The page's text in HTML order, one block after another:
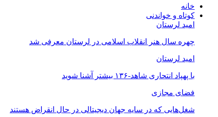
خانه
کوتاه و خواندنی
امید لرستان
چهره سال هنر انقلاب اسلامی در لرستان معرفی شد
امید لرستان
با پهپاد انتحاری شاهد-۱۳۶ بیشتر آشنا شوید
فضای مجازی
شغل‌‌هایی که در سایه جهان دیجیتالی در حال انقراض هستند